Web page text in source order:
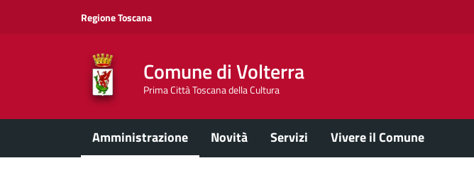
Regione Toscana
Comune di Volterra
Prima Città Toscana della Cultura
Amministrazione Novità Servizi Vivere il Comune